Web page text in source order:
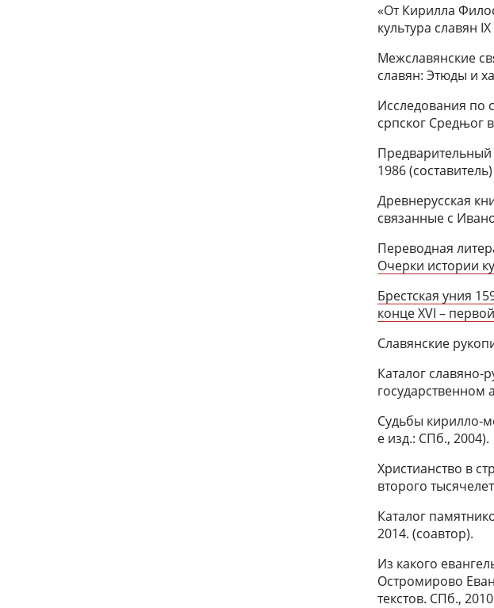
«От Кирилла
культура славян
Межславянские
славян: Этюды и
Исследования по
српског Средњог
Предварительный
1986
Древнерусская
связанные с
Переводная
Очерки истории
Брестская уния
конце XVI –
Славянские
Каталог славяно-
государственном
Судьбы кирилло-
е изд.: СПб., 2004).
Христианство в
второго
Каталог
2014. (соавтор).
Из какого
Остромирово
текстов. СПб.,